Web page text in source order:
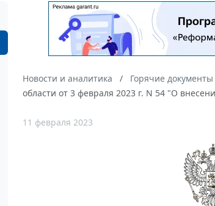
Новости и аналитика Горячие документы
области от 3 февраля 2023 г. N 54 "О
11 февраля 2023